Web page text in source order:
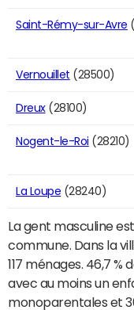
Saint-Rémy-sur-Avre
Vernouillet (28500)
Dreux(28100)
Nogent-le-Roi (28210)
La Loupe (28240)
La gent masculine
commune. Dans la
117 ménages. 46,7
avec au moins un
monoparentales et